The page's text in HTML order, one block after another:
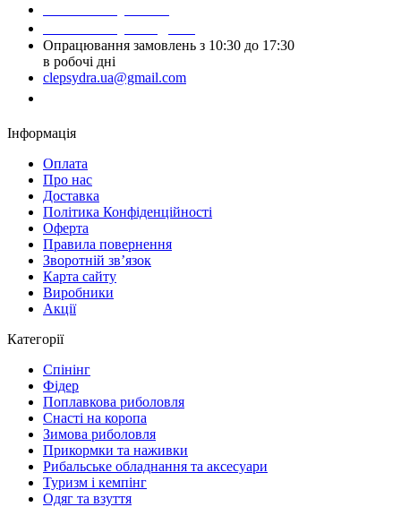
Опрацювання замовлень з 10:30 до 17:30
в робочі дні
clepsydra.ua@gmail.com
Інформація
Оплата
Про нас
Доставка
Політика Конфіденційності
Оферта
Правила повернення
Зворотній зв’язок
Карта сайту
Виробники
Акції
Категорії
Спінінг
Фідер
Поплавкова риболовля
Снасті на коропа
Зимова риболовля
Прикормки та наживки
Рибальське обладнання та аксесуари
Туризм і кемпінг
Одяг та взуття